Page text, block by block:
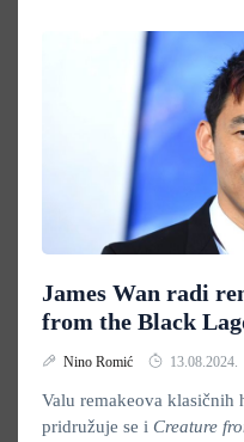
James Wan radi
from the Black
Nino Romić 13.08.2024.
Valu remakeova
pridružuje se i Creature